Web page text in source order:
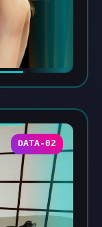
DATA-02